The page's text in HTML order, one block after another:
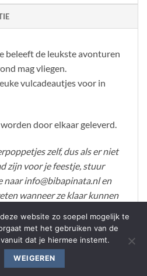
beleeft de leukste avonturen
mag vliegen.
vulcadeautjes voor in
door elkaar geleverd.
zelf, dus als er niet
zijn voor je feestje, stuur
naar info@bibapinata.nl en
wanneer ze klaar kunnen
website zo soepel mogelijk te
met het gebruiken van de
dat je hiermee instemt.
WEIGEREN